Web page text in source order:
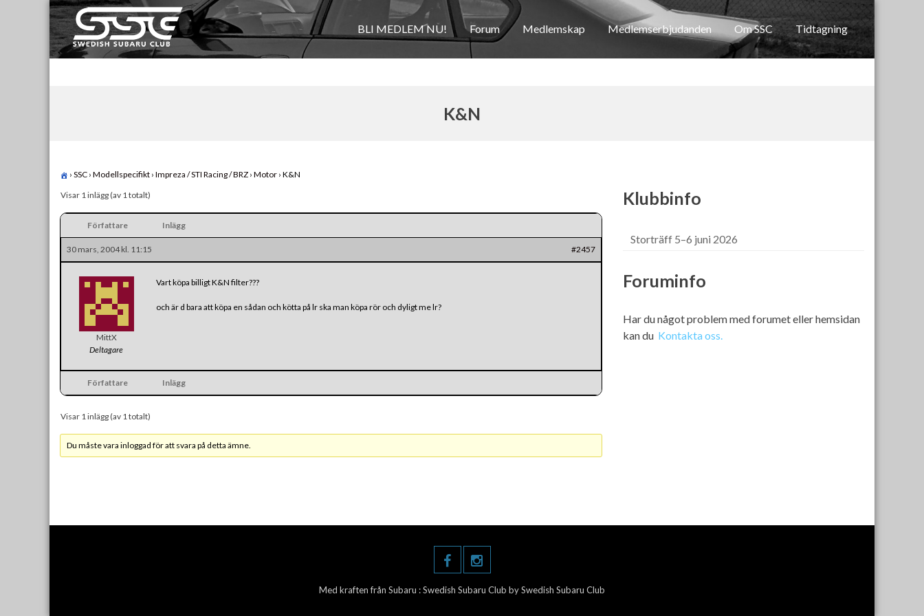
Skip
to
content
Swedish Subaru Club
För oss som älskar Subaru!
BLI MEDLEM NU! Forum Medlemskap Medlemserbjudanden Om SSC Tidtagning
K&N
› SSC › Modellspecifikt › Impreza / STI Racing / BRZ › Motor › K&N
Visar 1 inlägg (av 1 totalt)
Författare Inlägg
30 mars, 2004 kl. 11:15 #2457
MittX
Deltagare
Vart köpa billigt K&N filter???
och är d bara att köpa en sådan och kötta på lr ska man köpa rör och dyligt me lr?
Författare Inlägg
Visar 1 inlägg (av 1 totalt)
Du måste vara inloggad för att svara på detta ämne.
Klubbinfo
Storträff 5–6 juni 2026
Foruminfo
Har du något problem med forumet eller hemsidan
kan du Kontakta oss.
Med kraften från Subaru :Swedish Subaru Club by Swedish Subaru Club